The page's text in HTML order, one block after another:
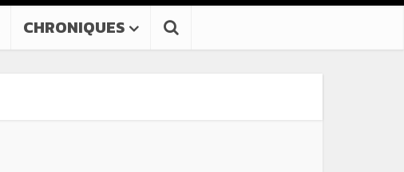
CHRONIQUES